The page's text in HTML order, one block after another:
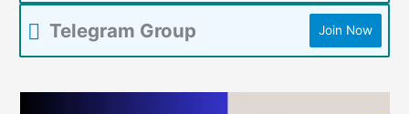
Telegram Group Join Now